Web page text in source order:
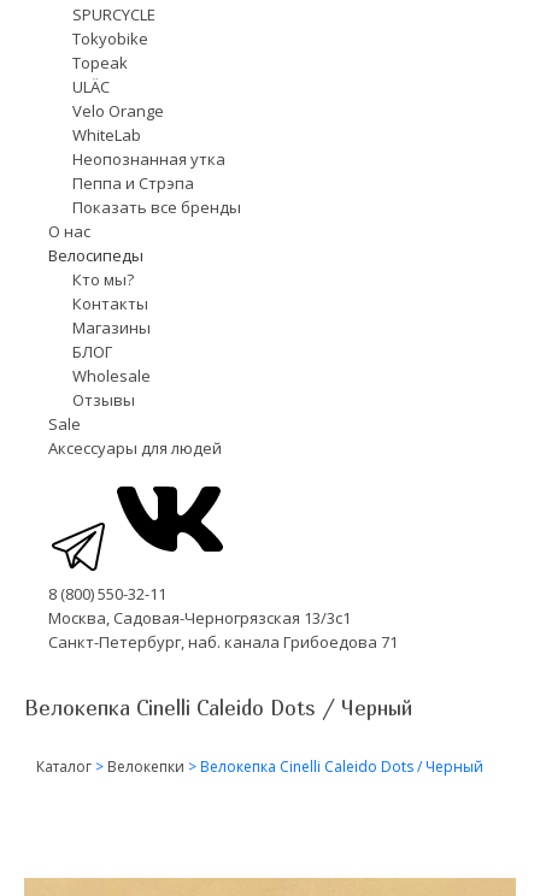
SPURCYCLE
Tokyobike
Topeak
ULÄC
Velo Orange
WhiteLab
Неопознанная утка
Пеппа и Стрэпа
Показать все бренды
О нас
Велосипеды
Кто мы?
Контакты
Магазины
БЛОГ
Wholesale
Отзывы
Sale
Аксессуары для людей
8 (800) 550-32-11
Москва, Садовая-Черногрязская 13/3с1
Санкт-Петербург, наб. канала Грибоедова 71
Велокепка Cinelli Caleido Dots / Черный
Каталог > Велокепки >Велокепка Cinelli Caleido Dots / Черный